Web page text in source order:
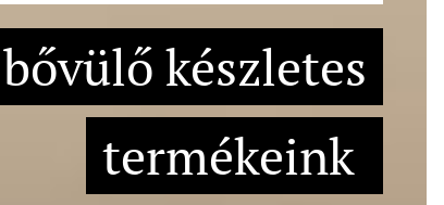
készletes
termékeink